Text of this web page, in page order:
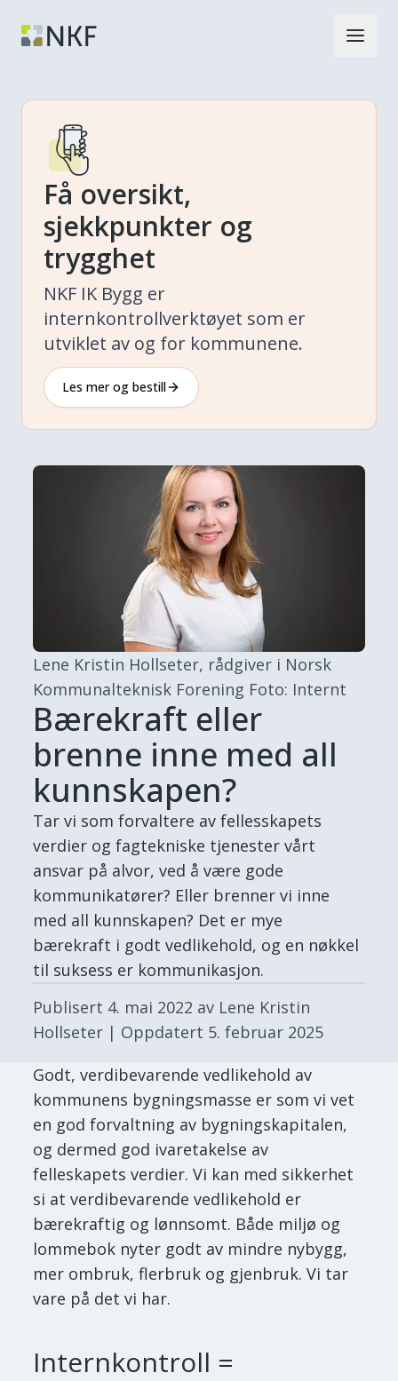
Få oversikt,
sjekkpunkter og
trygghet
NKF IK Bygg er
internkontrollverktøyet som er
utviklet av og for kommunene.
Les mer og bestill
Lene Kristin Hollseter, rådgiver i Norsk
Kommunalteknisk Forening Foto: Internt
Bærekraft eller
brenne inne med all
kunnskapen?
Tar vi som forvaltere av fellesskapets
verdier og fagtekniske tjenester vårt
ansvar på alvor, ved å være gode
kommunikatører? Eller brenner vi inne
med all kunnskapen? Det er mye
bærekraft i godt vedlikehold, og en nøkkel
til suksess er kommunikasjon.
Publisert 4. mai 2022 av Lene Kristin
Hollseter | Oppdatert 5. februar 2025
Godt, verdibevarende vedlikehold av
kommunens bygningsmasse er som vi vet
en god forvaltning av bygningskapitalen,
og dermed god ivaretakelse av
felleskapets verdier. Vi kan med sikkerhet
si at verdibevarende vedlikehold er
bærekraftig og lønnsomt. Både miljø og
lommebok nyter godt av mindre nybygg,
mer ombruk, flerbruk og gjenbruk. Vi tar
vare på det vi har.
Internkontroll =